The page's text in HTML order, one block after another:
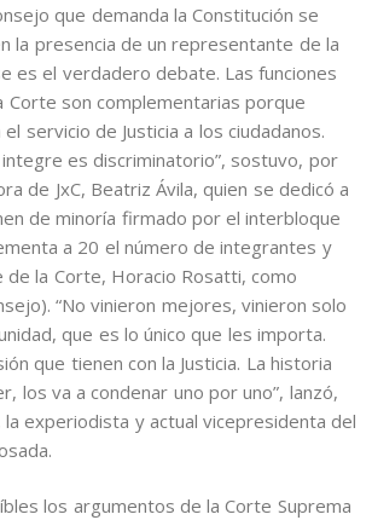
que demanda la Constitución se
la presencia de un representante de la
es el verdadero debate. Las funciones
Corte son complementarias porque
servicio de Justicia a los ciudadanos.
es discriminatorio”, sostuvo, por
de JxC, Beatriz Ávila, quien se dedicó a
de minoría firmado por el interbloque
a 20 el número de integrantes y
de la Corte, Horacio Rosatti, como
“No vinieron mejores, vinieron solo
que es lo único que les importa.
que tienen con la Justicia. La historia
los va a condenar uno por uno”, lanzó,
la experiodista y actual vicepresidenta del
los argumentos de la Corte Suprema